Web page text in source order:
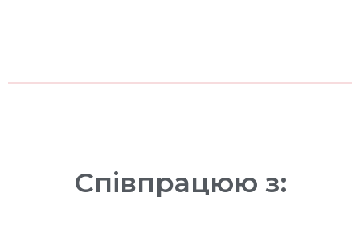
Співпрацюю з: